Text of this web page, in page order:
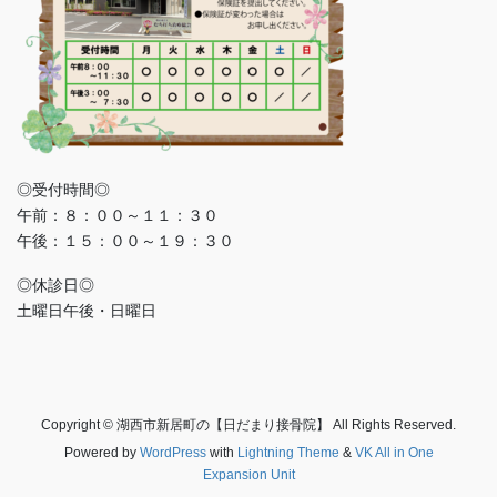
◎受付時間◎
午前：８：００～１１：３０
午後：１５：００～１９：３０
◎休診日◎
土曜日午後・日曜日
Copyright © 湖西市新居町の【日だまり接骨院】 All Rights Reserved.
Powered by WordPresswith Lightning Theme & VK All in One
Expansion Unit